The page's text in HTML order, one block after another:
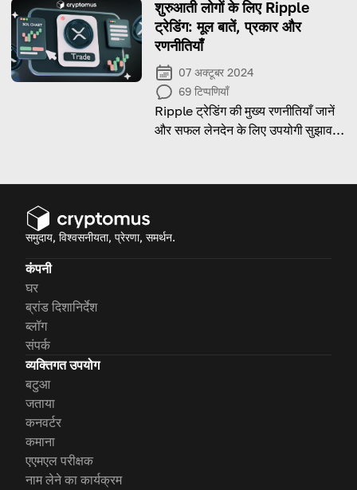
शुरुआती लोगों के लिए Ripple
ट्रेडिंग: मूल बातें, प्रकार और
रणनीतियाँ
07 अक्टूबर 2024
69 टिप्पणियाँ
Ripple ट्रेडिंग की मुख्य रणनीतियाँ जानें
और सफल लेनदेन के लिए उपयोगी सुझाव
समुदाय, विश्वसनीयता, प्रेरणा, समर्थन.
कंपनी
घर
ब्रांड दिशानिर्देश
ब्लॉग
संपर्क
व्यक्तिगत उपयोग
बटुआ
जताया
कनवर्टर
कमाना
एएमएल परीक्षक
नाम लेने का कार्यक्रम